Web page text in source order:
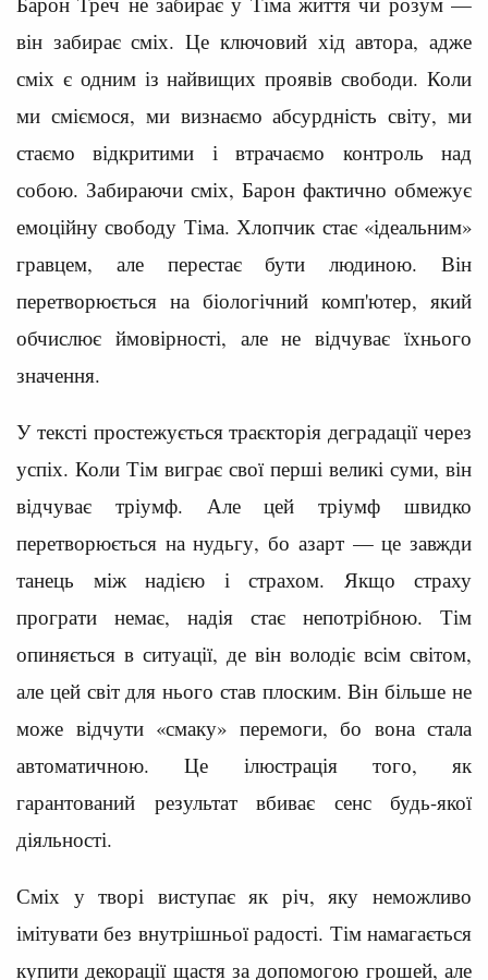
він забирає сміх. Це ключовий хід автора, адже
сміх є одним із найвищих проявів свободи. Коли
ми сміємося, ми визнаємо абсурдність світу, ми
стаємо відкритими і втрачаємо контроль над
собою. Забираючи сміх, Барон фактично обмежує
емоційну свободу Тіма. Хлопчик стає «ідеальним»
гравцем, але перестає бути людиною. Він
перетворюється на біологічний комп'ютер, який
обчислює ймовірності, але не відчуває їхнього
значення.
У тексті простежується траєкторія деградації через
успіх. Коли Тім виграє свої перші великі суми, він
відчуває тріумф. Але цей тріумф швидко
перетворюється на нудьгу, бо азарт — це завжди
танець між надією і страхом. Якщо страху
програти немає, надія стає непотрібною. Тім
опиняється в ситуації, де він володіє всім світом,
але цей світ для нього став плоским. Він більше не
може відчути «смаку» перемоги, бо вона стала
автоматичною. Це ілюстрація того, як
гарантований результат вбиває сенс будь-якої
діяльності.
Сміх у творі виступає як річ, яку неможливо
імітувати без внутрішньої радості. Тім намагається
купити декорації щастя за допомогою грошей, але